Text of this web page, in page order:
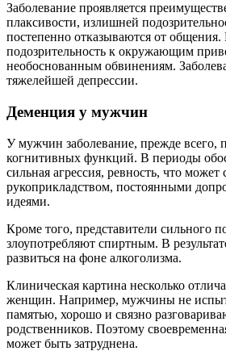
Заболевание проявляется
плаксивости, излишней
постепенно отказываются от
подозрительность к окружающим
необоснованным обвинениям.
тяжелейшей депрессии.
Деменция у мужчин
У мужчин заболевание, прежде всего,
когнитивных функций. В периоды
сильная агрессия, ревность, что может
рукоприкладством, постоянными
идеями.
Кроме того, представители сильного
злоупотребляют спиртным. В
развиться на фоне алкоголизма.
Клиническая картина несколько
женщин. Например, мужчины не
памятью, хорошо и связно
родственников. Поэтому
может быть затруднена.